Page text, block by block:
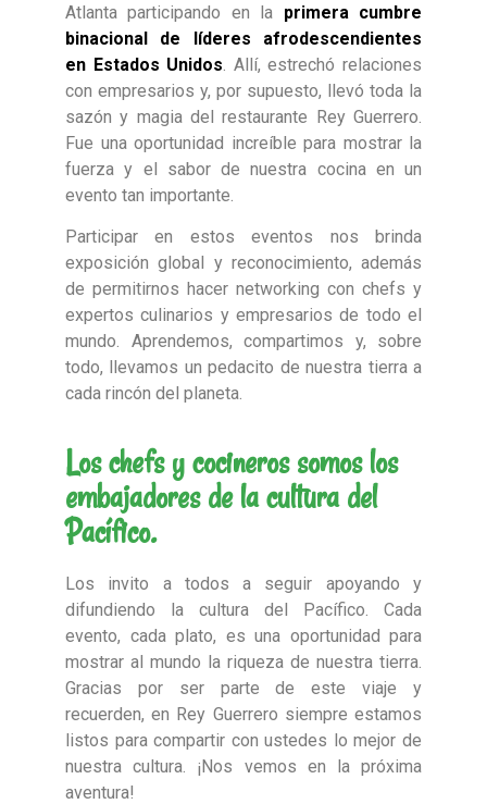
Atlanta participando en la primera cumbre
binacional de líderes afrodescendientes
en Estados Unidos . Allí, estrechó relaciones
con empresarios y, por supuesto, llevó toda la
sazón y magia del restaurante Rey Guerrero.
Fue una oportunidad increíble para mostrar la
fuerza y el sabor de nuestra cocina en un
evento tan importante.
Participar en estos eventos nos brinda
exposición global y reconocimiento, además
de permitirnos hacer networking con chefs y
expertos culinarios y empresarios de todo el
mundo. Aprendemos, compartimos y, sobre
todo, llevamos un pedacito de nuestra tierra a
cada rincón del planeta.
Los chefs y cocineros somos los
embajadores de la cultura del
Pacífico.
Los invito a todos a seguir apoyando y
difundiendo la cultura del Pacífico. Cada
evento, cada plato, es una oportunidad para
mostrar al mundo la riqueza de nuestra tierra.
Gracias por ser parte de este viaje y
recuerden, en Rey Guerrero siempre estamos
listos para compartir con ustedes lo mejor de
nuestra cultura. ¡Nos vemos en la próxima
aventura!